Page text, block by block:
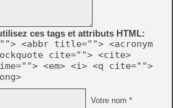
ces tags et attributs HTML:
<abbr title=""> <acronym
cite=""> <cite>
<em> <i> <q cite="">
Votre nom *